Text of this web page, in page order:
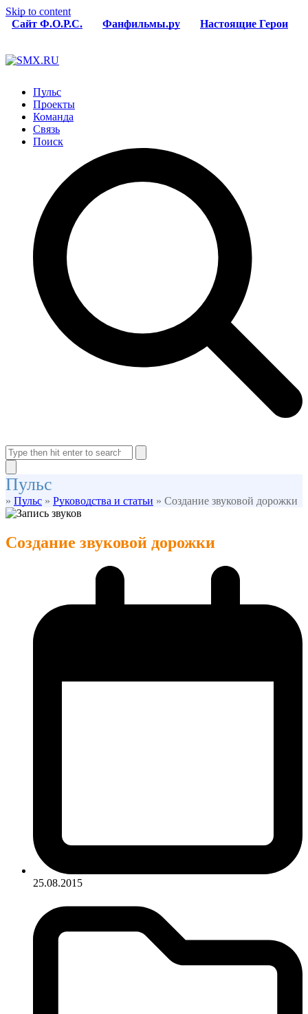
Skip to content
Сайт Ф.О.Р.С.
Фанфильмы.ру Настоящие Герои
Пульс
Проекты
Команда
Связь
Поиск
mobile
menu
mobile
menu
Search
Close
search
Пульс
» Пульс » Руководства и статьи » Создание звуковой дорожки
Создание звуковой дорожки
25.08.2015